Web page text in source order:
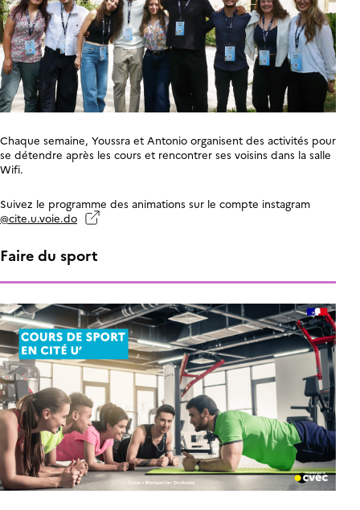
Chaque semaine, Youssra et Antonio organisent des activités pour
se détendre après les cours et rencontrer ses voisins dans la salle
Wifi.
Suivez le programme des animations sur le compte instagram
@cite.u.voie.do
Faire du sport